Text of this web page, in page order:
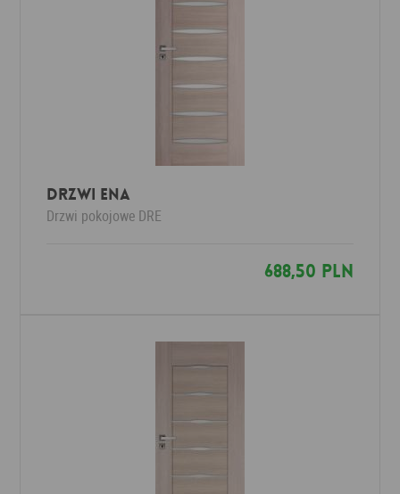
Drzwi Ena
Drzwi pokojowe DRE
688,50 PLN